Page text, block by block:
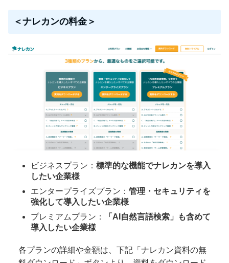
＜ナレカンの料金＞
ビジネスプラン： 標準的な機能でナレカンを導入
したい企業様
エンタープライズプラン： 管理・セキュリティを
強化して導入したい企業様
プレミアムプラン：
「AI自然言語検索」も含めて
導入したい企業様
各プランの詳細や金額は、下記「ナレカン資料の無